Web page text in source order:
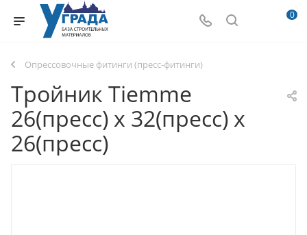
0
Опрессовочные фитинги (пресс-фитинги)
Тройник Tiemme
26(пресс) х 32(пресс) х
26(пресс)